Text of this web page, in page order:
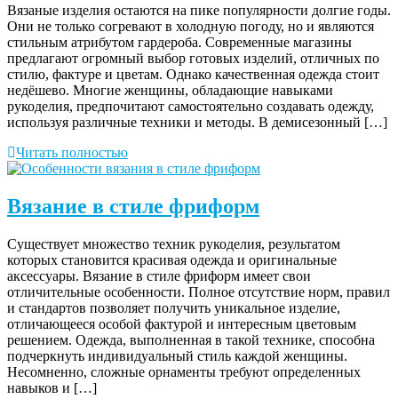
Вязаные изделия остаются на пике популярности долгие годы.
Они не только согревают в холодную погоду, но и являются
стильным атрибутом гардероба. Современные магазины
предлагают огромный выбор готовых изделий, отличных по
стилю, фактуре и цветам. Однако качественная одежда стоит
недёшево. Многие женщины, обладающие навыками
рукоделия, предпочитают самостоятельно создавать одежду,
используя различные техники и методы. В демисезонный […]
Читать полностью
Вязание в стиле фриформ
Существует множество техник рукоделия, результатом
которых становится красивая одежда и оригинальные
аксессуары. Вязание в стиле фриформ имеет свои
отличительные особенности. Полное отсутствие норм, правил
и стандартов позволяет получить уникальное изделие,
отличающееся особой фактурой и интересным цветовым
решением. Одежда, выполненная в такой технике, способна
подчеркнуть индивидуальный стиль каждой женщины.
Несомненно, сложные орнаменты требуют определенных
навыков и […]